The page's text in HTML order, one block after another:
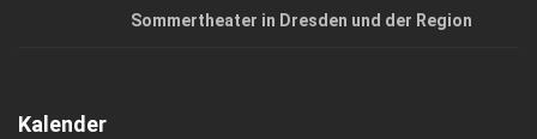
Sommertheater in Dresden und der Region
Kalender